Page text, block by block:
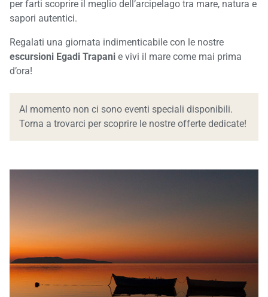
per farti scoprire il meglio dell’arcipelago tra mare, natura e
sapori autentici.
Regalati una giornata indimenticabile con le nostre
escursioni Egadi Trapani e vivi il mare come mai prima
d’ora!
Al momento non ci sono eventi speciali disponibili.
Torna a trovarci per scoprire le nostre offerte dedicate!